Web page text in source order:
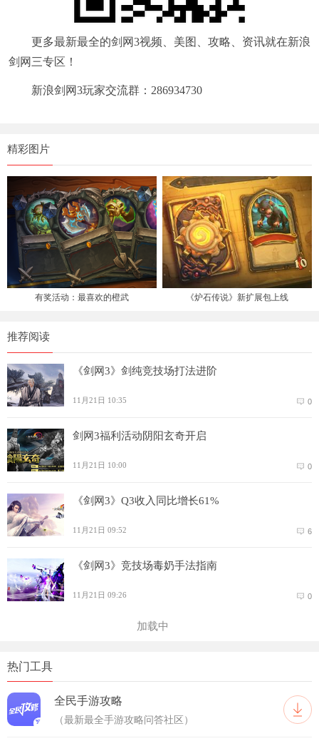
更多最新最全的剑网3视频、美图、攻略、资讯就在新浪
剑网三专区！
新浪剑网3玩家交流群：286934730
精彩图片
有奖活动：最喜欢的橙武 《炉石传说》新扩展包上线
推荐阅读
《剑网3》剑纯竞技场打法进阶
11月21日 10:35 0
剑网3福利活动阴阳玄奇开启
11月21日 10:00 0
《剑网3》Q3收入同比增长61%
11月21日 09:52 6
《剑网3》竞技场毒奶手法指南
11月21日 09:26 0
加载中
热门工具
全民手游攻略
（最新最全手游攻略问答社区）